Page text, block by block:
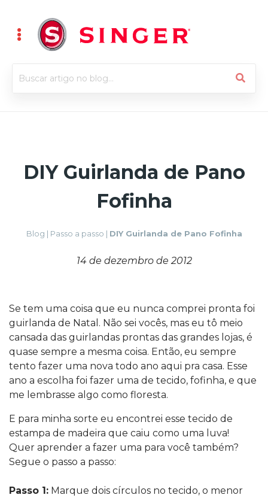
DIY Guirlanda de Pano
Fofinha
Blog Passo a passo DIY Guirlanda de Pano Fofinha
14 de dezembro de 2012
Se tem uma coisa que eu nunca comprei pronta foi
guirlanda de Natal. Não sei vocês, mas eu tô meio
cansada das guirlandas prontas das grandes lojas, é
quase sempre a mesma coisa. Então, eu sempre
tento fazer uma nova todo ano aqui pra casa. Esse
ano a escolha foi fazer uma de tecido, fofinha, e que
me lembrasse algo como floresta.
E para minha sorte eu encontrei esse tecido de
estampa de madeira que caiu como uma luva!
Quer aprender a fazer uma para você também?
Segue o passo a passo:
Passo 1: Marque dois círculos no tecido, o menor